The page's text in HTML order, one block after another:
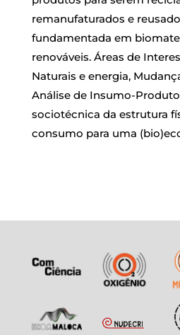
remanufaturados e
fundamentada em
renováveis. Áreas de
Naturais e energia,
Análise de Insumo-
sociotécnica da estrutura
consumo para uma